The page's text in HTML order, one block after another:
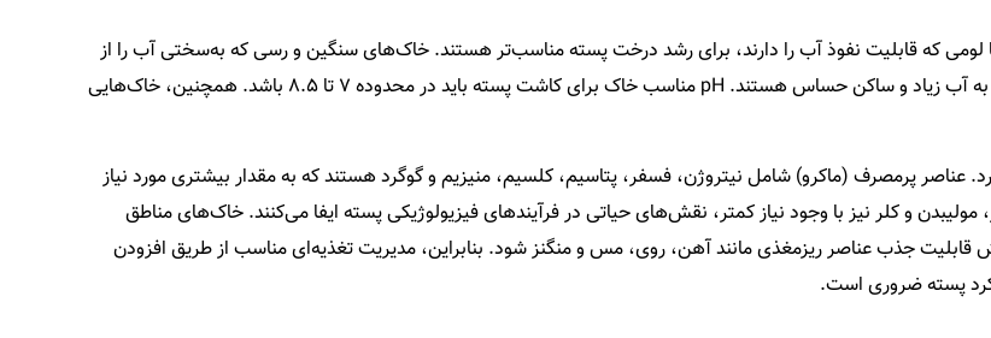
که قابلیت نفوذ آب را دارند، برای رشد درخت پسته مناسب‌تر هستند. خاک‌های سنگین و رسی که به‌سختی آب را از
خود عبور می‌دهند، نمی‌توانند برای پسته مفید باشند زیرا ریشه‌های پسته به آب زیاد و ساکن حساس هستند. pH مناسب خاک برای کاشت پسته باید در محدوده ۷ تا ۸.۵ باشد. همچنین، خاک‌هایی
عناصر پرمصرف (ماکرو) شامل نیتروژن، فسفر، پتاسیم، کلسیم، منیزیم و گوگرد هستند که به مقدار بیشتری مورد نیاز
و کلر نیز با وجود نیاز کمتر، نقش‌های حیاتی در فرآیندهای فیزیولوژیکی پسته ایفا می‌کنند. خاک‌های مناطق
قابلیت جذب عناصر ریزمغذی مانند آهن، روی، مس و منگنز شود. بنابراین، مدیریت تغذیه‌ای مناسب از طریق افزودن
پسته ضروری است.